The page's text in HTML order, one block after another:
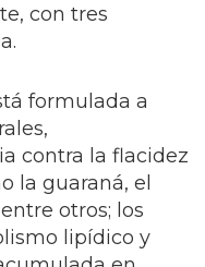
con tres
formulada a
contra la flacidez
la guaraná, el
otros; los
lipídico y